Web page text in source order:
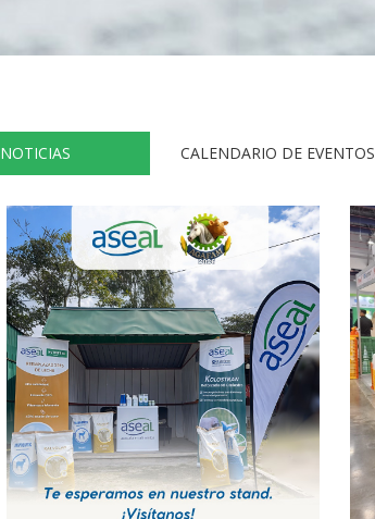
NOTICIAS CALENDARIO DE EVENTOS